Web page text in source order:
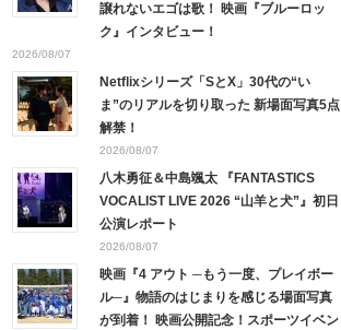
譲れないエゴは歌！ 映画『ブルーロッ
ク』インタビュー！
2026/08/07
Netflixシリーズ「SとX」30代の“い
ま”のリアルを切り取った 新場面写真5点
解禁！
2026/08/07
八木勇征＆中島颯太 『FANTASTICS
VOCALIST LIVE 2026 “山羊と犬”』初日
公演レポート
2026/08/07
映画『4 アウト ─もう一度、プレイボー
ル─』物語のはじまりを感じる場面写真
が到着！ 映画公開記念！スポーツイベン